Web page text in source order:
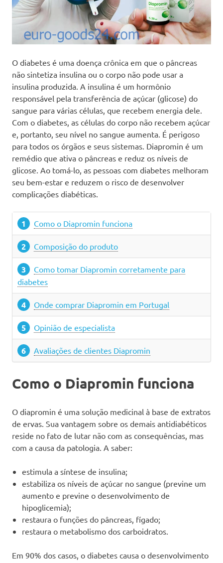
O diabetes é uma doença crônica em que o pâncreas
não sintetiza insulina ou o corpo não pode usar a
insulina produzida. A insulina é um hormônio
responsável pela transferência de açúcar (glicose) do
sangue para várias células, que recebem energia dele.
Com o diabetes, as células do corpo não recebem açúcar
e, portanto, seu nível no sangue aumenta. É perigoso
para todos os órgãos e seus sistemas. Diapromin é um
remédio que ativa o pâncreas e reduz os níveis de
glicose. Ao tomá-lo, as pessoas com diabetes melhoram
seu bem-estar e reduzem o risco de desenvolver
complicações diabéticas.
Como o Diapromin funciona
Composição do produto
Como tomar Diapromin corretamente para
diabetes
Onde comprar Diapromin em Portugal
Opinião de especialista
Avaliações de clientes Diapromin
Como o Diapromin funciona
O diapromin é uma solução medicinal à base de extratos
de ervas. Sua vantagem sobre os demais antidiabéticos
reside no fato de lutar não com as consequências, mas
com a causa da patologia. A saber:
estimula a síntese de insulina;
estabiliza os níveis de açúcar no sangue (previne um
aumento e previne o desenvolvimento de
hipoglicemia);
restaura o funções do pâncreas, fígado;
restaura o metabolismo dos carboidratos.
Em 90% dos casos, o diabetes causa o desenvolvimento